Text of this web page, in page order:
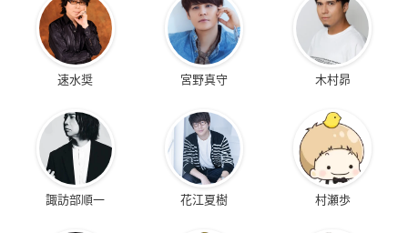
速水奨 宮野真守 木村昴
諏訪部順一 花江夏樹 村瀬歩